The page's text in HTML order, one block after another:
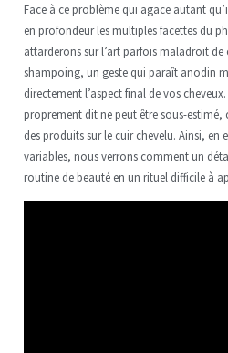
Face à ce problème qui agace autant
en profondeur les multiples facettes du
attarderons sur l’art parfois maladroit de
shampoing, un geste qui paraît anodin
directement l’aspect final de vos
proprement dit ne peut être sous-
des produits sur le cuir chevelu. Ainsi, en
variables, nous verrons comment un
routine de beauté en un rituel difficile à